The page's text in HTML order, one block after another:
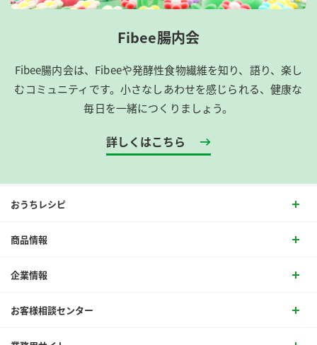
Fibee腸内会
Fibee腸内会は、​Fibeeや発酵性食物繊維を知り、語り、楽し
むコミュニティです。​小さなしあわせを感じられる、健康な
毎日を一緒につくりましょう。
詳しくはこちら
おうちレシピ
商品情報
企業情報
お客様相談センター